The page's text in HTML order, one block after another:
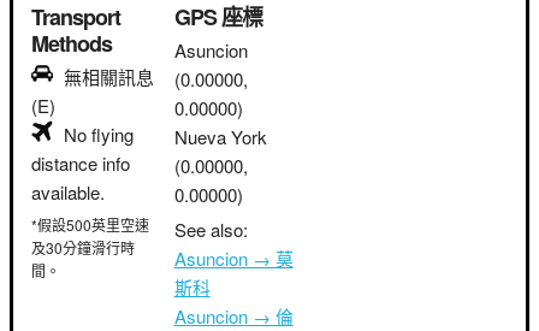
Transport
Methods
無相關訊息
(E)
No flying
distance info
available.
*假設500英里空速
及30分鐘滑行時
間。
GPS 座標
Asuncion
(0.00000,
0.00000)
Nueva York
(0.00000,
0.00000)
See also:
Asuncion → 莫
斯科
Asuncion → 倫